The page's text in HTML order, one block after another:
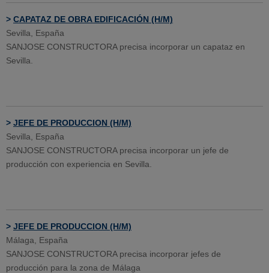
> CAPATAZ DE OBRA EDIFICACIÓN (H/M)
Sevilla, España
SANJOSE CONSTRUCTORA precisa incorporar un capataz en
Sevilla.
> JEFE DE PRODUCCION (H/M)
Sevilla, España
SANJOSE CONSTRUCTORA precisa incorporar un jefe de
producción con experiencia en Sevilla.
> JEFE DE PRODUCCION (H/M)
Málaga, España
SANJOSE CONSTRUCTORA precisa incorporar jefes de
producción para la zona de Málaga